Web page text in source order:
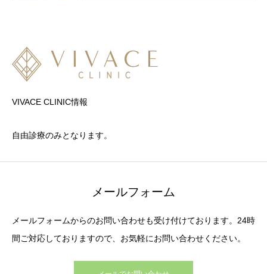
VIVACE CLINIC情報
自由診療のみとなります。
メールフォーム
メールフォームからのお問い合わせも受け付けております。24時
間ご対応しておりますので、お気軽にお問い合わせください。